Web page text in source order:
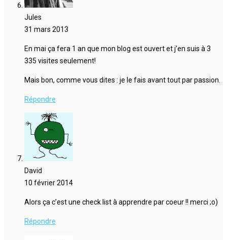
Jules
31 mars 2013
En mai ça fera 1 an que mon blog est ouvert et j’en suis à 3
335 visites seulement!
Mais bon, comme vous dites : je le fais avant tout par passion.
Répondre
David
10 février 2014
Alors ça c’est une check list à apprendre par coeur !! merci ;o)
Répondre